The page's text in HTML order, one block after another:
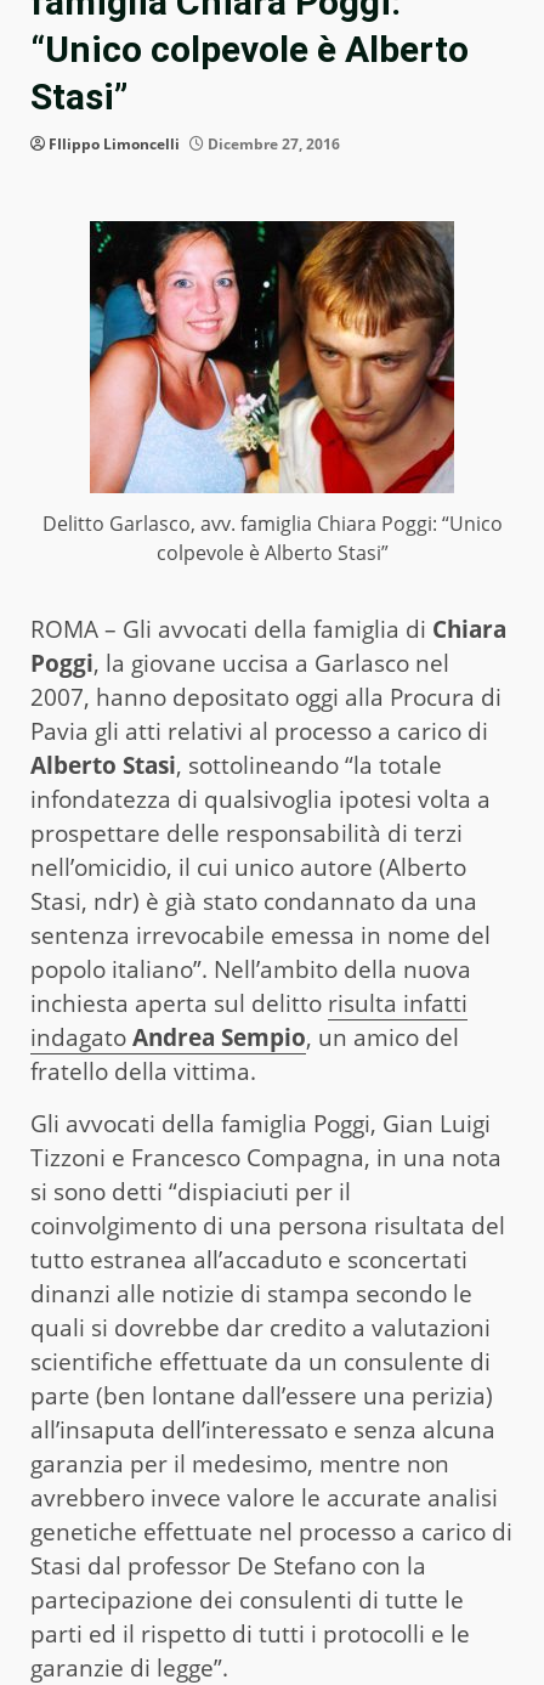
“Unico colpevole è Alberto
Stasi”
FIlippo Limoncelli Dicembre 27, 2016
Delitto Garlasco, avv. famiglia Chiara Poggi: “Unico
colpevole è Alberto Stasi”
ROMA – Gli avvocati della famiglia di Chiara
Poggi, la giovane uccisa a Garlasco nel
2007, hanno depositato oggi alla Procura di
Pavia gli atti relativi al processo a carico di
Alberto Stasi, sottolineando “la totale
infondatezza di qualsivoglia ipotesi volta a
prospettare delle responsabilità di terzi
nell’omicidio, il cui unico autore (Alberto
Stasi, ndr) è già stato condannato da una
sentenza irrevocabile emessa in nome del
popolo italiano”. Nell’ambito della nuova
inchiesta aperta sul delitto risulta infatti
indagatoAndrea Sempio, un amico del
fratello della vittima.
Gli avvocati della famiglia Poggi, Gian Luigi
Tizzoni e Francesco Compagna, in una nota
si sono detti “dispiaciuti per il
coinvolgimento di una persona risultata del
tutto estranea all’accaduto e sconcertati
dinanzi alle notizie di stampa secondo le
quali si dovrebbe dar credito a valutazioni
scientifiche effettuate da un consulente di
parte (ben lontane dall’essere una perizia)
all’insaputa dell’interessato e senza alcuna
garanzia per il medesimo, mentre non
avrebbero invece valore le accurate analisi
genetiche effettuate nel processo a carico di
Stasi dal professor De Stefano con la
partecipazione dei consulenti di tutte le
parti ed il rispetto di tutti i protocolli e le
garanzie di legge”.